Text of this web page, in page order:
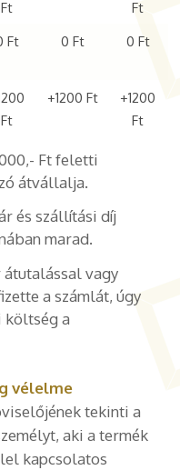
Ft
Ft
Ft 0 Ft 0 Ft
00
Ft
+1200 Ft +1200
Ft
Ft feletti
átvállalja.
és szállítási díj
marad.
átutalással vagy
a számlát, úgy
költség a
vélelme
tekinti a
aki a termék
kapcsolatos